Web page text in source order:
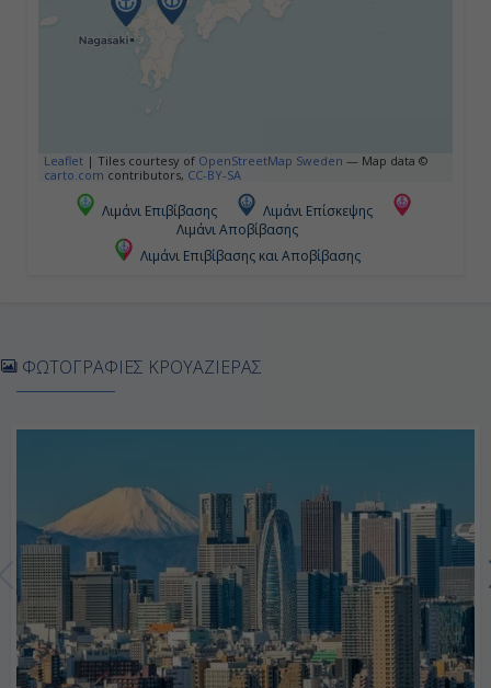
Μπούσαν, Νότια Κορέα
07:00
Ημέρα 7η
Σασέμπο, Ιαπωνία
-
07:00
Leaflet | Tiles courtesy of OpenStreetMap Sweden — Map data ©
carto.com contributors, CC-BY-SA
Λιμάνι Επιβίβασης
Λιμάνι Επίσκεψης
Λιμάνι Αποβίβασης
Λιμάνι Επιβίβασης και Αποβίβασης
ΦΩΤΟΓΡΑΦΙΕΣ ΚΡΟΥΑΖΙΕΡΑΣ